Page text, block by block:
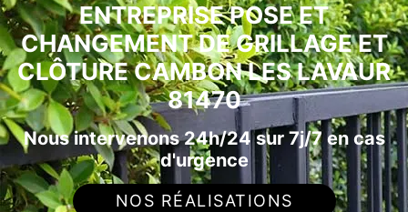
ENTREPRISE POSE ET
CHANGEMENT DE GRILLAGE ET
CLÔTURE CAMBON LES LAVAUR
81470
Nous intervenons 24h/24 sur 7j/7 en cas
d'urgence
NOS RÉALISATIONS